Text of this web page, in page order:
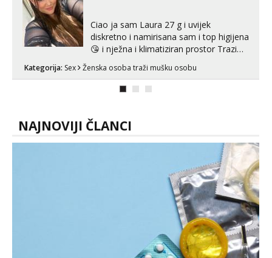
Ciao ja sam Laura 27 g i uvijek
diskretno i namirisana sam i top higijena
😘 i nježna i klimatiziran prostor Trazim
Pusenje i gutanje sperme Erotsko rublje
imam uvijek Lizati me mozes i ljubiti po
Kategorija: Sex Ženska osoba traži mušku osobu
NAJNOVIJI ČLANCI